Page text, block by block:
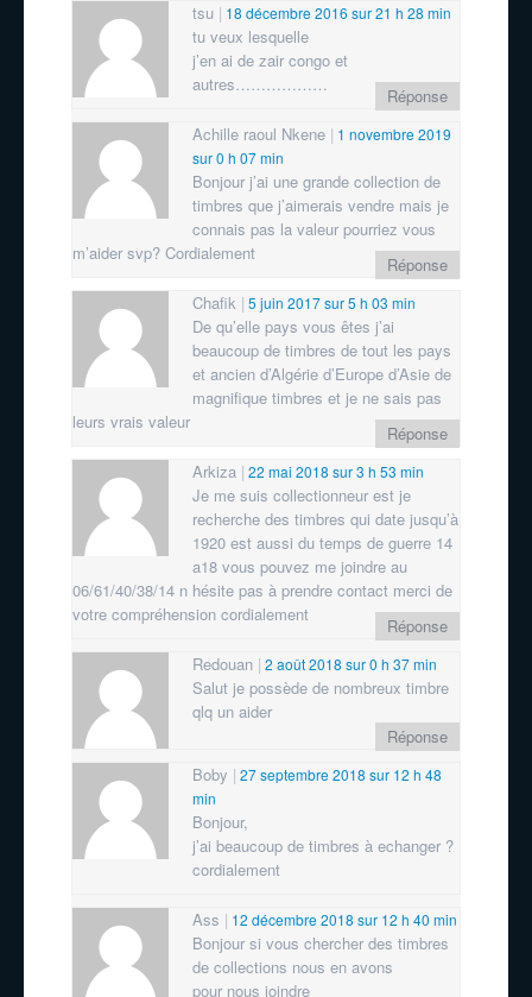
tsu
18 décembre 2016 sur 21 h 28 min
tu veux lesquelle
j’en ai de zair congo et
autres………………
Réponse
Achille raoul Nkene
1 novembre 2019
sur 0 h 07 min
Bonjour j’ai une grande collection de
timbres que j’aimerais vendre mais je
connais pas la valeur pourriez vous
m’aider svp? Cordialement
Réponse
Chafik
5 juin 2017 sur 5 h 03 min
De qu’elle pays vous êtes j’ai
beaucoup de timbres de tout les pays
et ancien d’Algérie d’Europe d’Asie de
magnifique timbres et je ne sais pas
leurs vrais valeur
Réponse
Arkiza 22 mai 2018 sur 3 h 53 min
Je me suis collectionneur est je
recherche des timbres qui date jusqu’à
1920 est aussi du temps de guerre 14
a18 vous pouvez me joindre au
06/61/40/38/14 n hésite pas à prendre contact merci de
votre compréhension cordialement
Réponse
Redouan 2 août 2018 sur 0 h 37 min
Salut je possède de nombreux timbre
qlq un aider
Réponse
Boby
27 septembre 2018 sur 12 h 48
min
Bonjour,
j’ai beaucoup de timbres à echanger ?
cordialement
Ass 12 décembre 2018 sur 12 h 40 min
Bonjour si vous chercher des timbres
de collections nous en avons
pour nous joindre